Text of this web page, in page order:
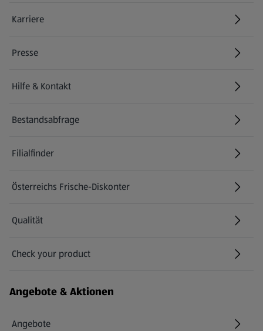
Karriere
(öffnet in einem neuen Tab)
Presse
Hilfe & Kontakt
(öffnet in einem neuen Tab)
Bestandsabfrage
(öffnet in einem neuen Tab)
Filialfinder
Österreichs Frische-Diskonter
Qualität
Check your product
(öffnet in einem neuen Tab)
Angebote & Aktionen
Angebote